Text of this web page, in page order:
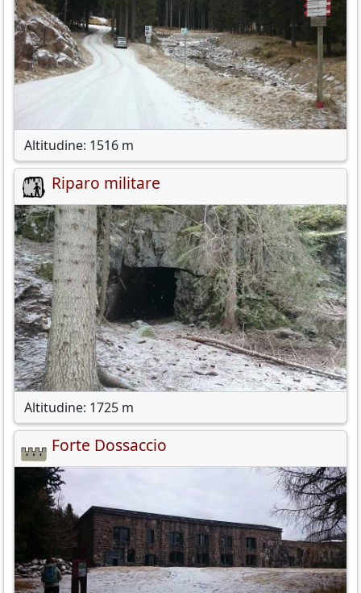
Altitudine: 1516 m
Riparo militare
Altitudine: 1725 m
Forte Dossaccio